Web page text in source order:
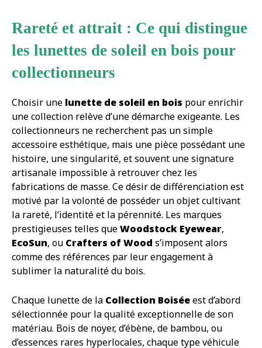
Rareté et attrait : Ce qui distingue
les lunettes de soleil en bois pour
collectionneurs
Choisir une lunette de soleil en bois pour enrichir
une collection relève d’une démarche exigeante. Les
collectionneurs ne recherchent pas un simple
accessoire esthétique, mais une pièce possédant une
histoire, une singularité, et souvent une signature
artisanale impossible à retrouver chez les
fabrications de masse. Ce désir de différenciation est
motivé par la volonté de posséder un objet cultivant
la rareté, l’identité et la pérennité. Les marques
prestigieuses telles queWoodstock Eyewear,
EcoSun, ou Crafters of Wood s’imposent alors
comme des références par leur engagement à
sublimer la naturalité du bois.
Chaque lunette de la Collection Boiséeest d’abord
sélectionnée pour la qualité exceptionnelle de son
matériau. Bois de noyer, d’ébène, de bambou, ou
d’essences rares hyperlocales, chaque type véhicule